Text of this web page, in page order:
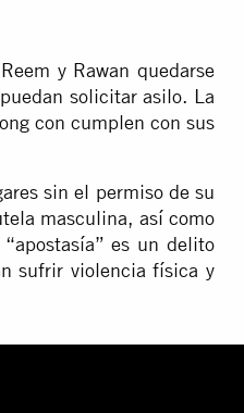
y Rawan quedarse
solicitar asilo. La
con cumplen con sus
sin el permiso de su
masculina, así como
es un delito
sufrir violencia física y